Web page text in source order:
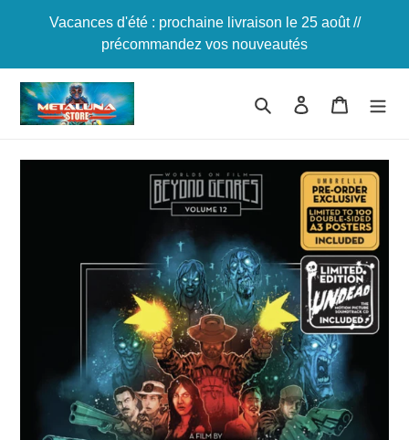
Vacances d'été : prochaine livraison le 25 août //
précommandez vos nouveautés
RechercherSe connecter
Panier